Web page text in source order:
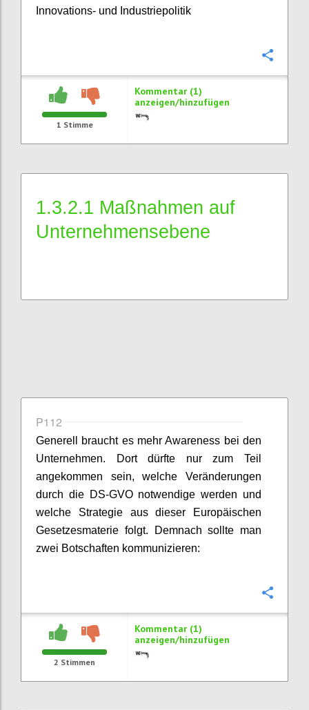
Innovations- und Industriepolitik
1 Stimme
Kommentar (1)
anzeigen/hinzufügen
1.3.2.1 Maßnahmen auf
Unternehmensebene
P112
Generell braucht es mehr Awareness bei den
Unternehmen. Dort dürfte nur zum Teil
angekommen sein, welche Veränderungen
durch die DS-GVO notwendige werden und
welche Strategie aus dieser Europäischen
Gesetzesmaterie folgt. Demnach sollte man
zwei Botschaften kommunizieren:
2 Stimmen
Kommentar (1)
anzeigen/hinzufügen